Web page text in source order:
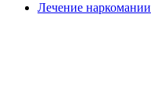
Лечение наркомании